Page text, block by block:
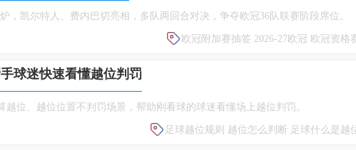
，凯尔特人、费内巴切亮相，多队两回合对决，争夺欧冠36队联赛阶段席位。
欧冠附加赛抽签 2026‑27欧冠 欧冠资格
球迷快速看懂越位判罚
越位、越位位置不判罚场景，帮助刚看球的球迷看懂场上越位判罚。
足球越位规则 越位怎么判断 足球什么是越